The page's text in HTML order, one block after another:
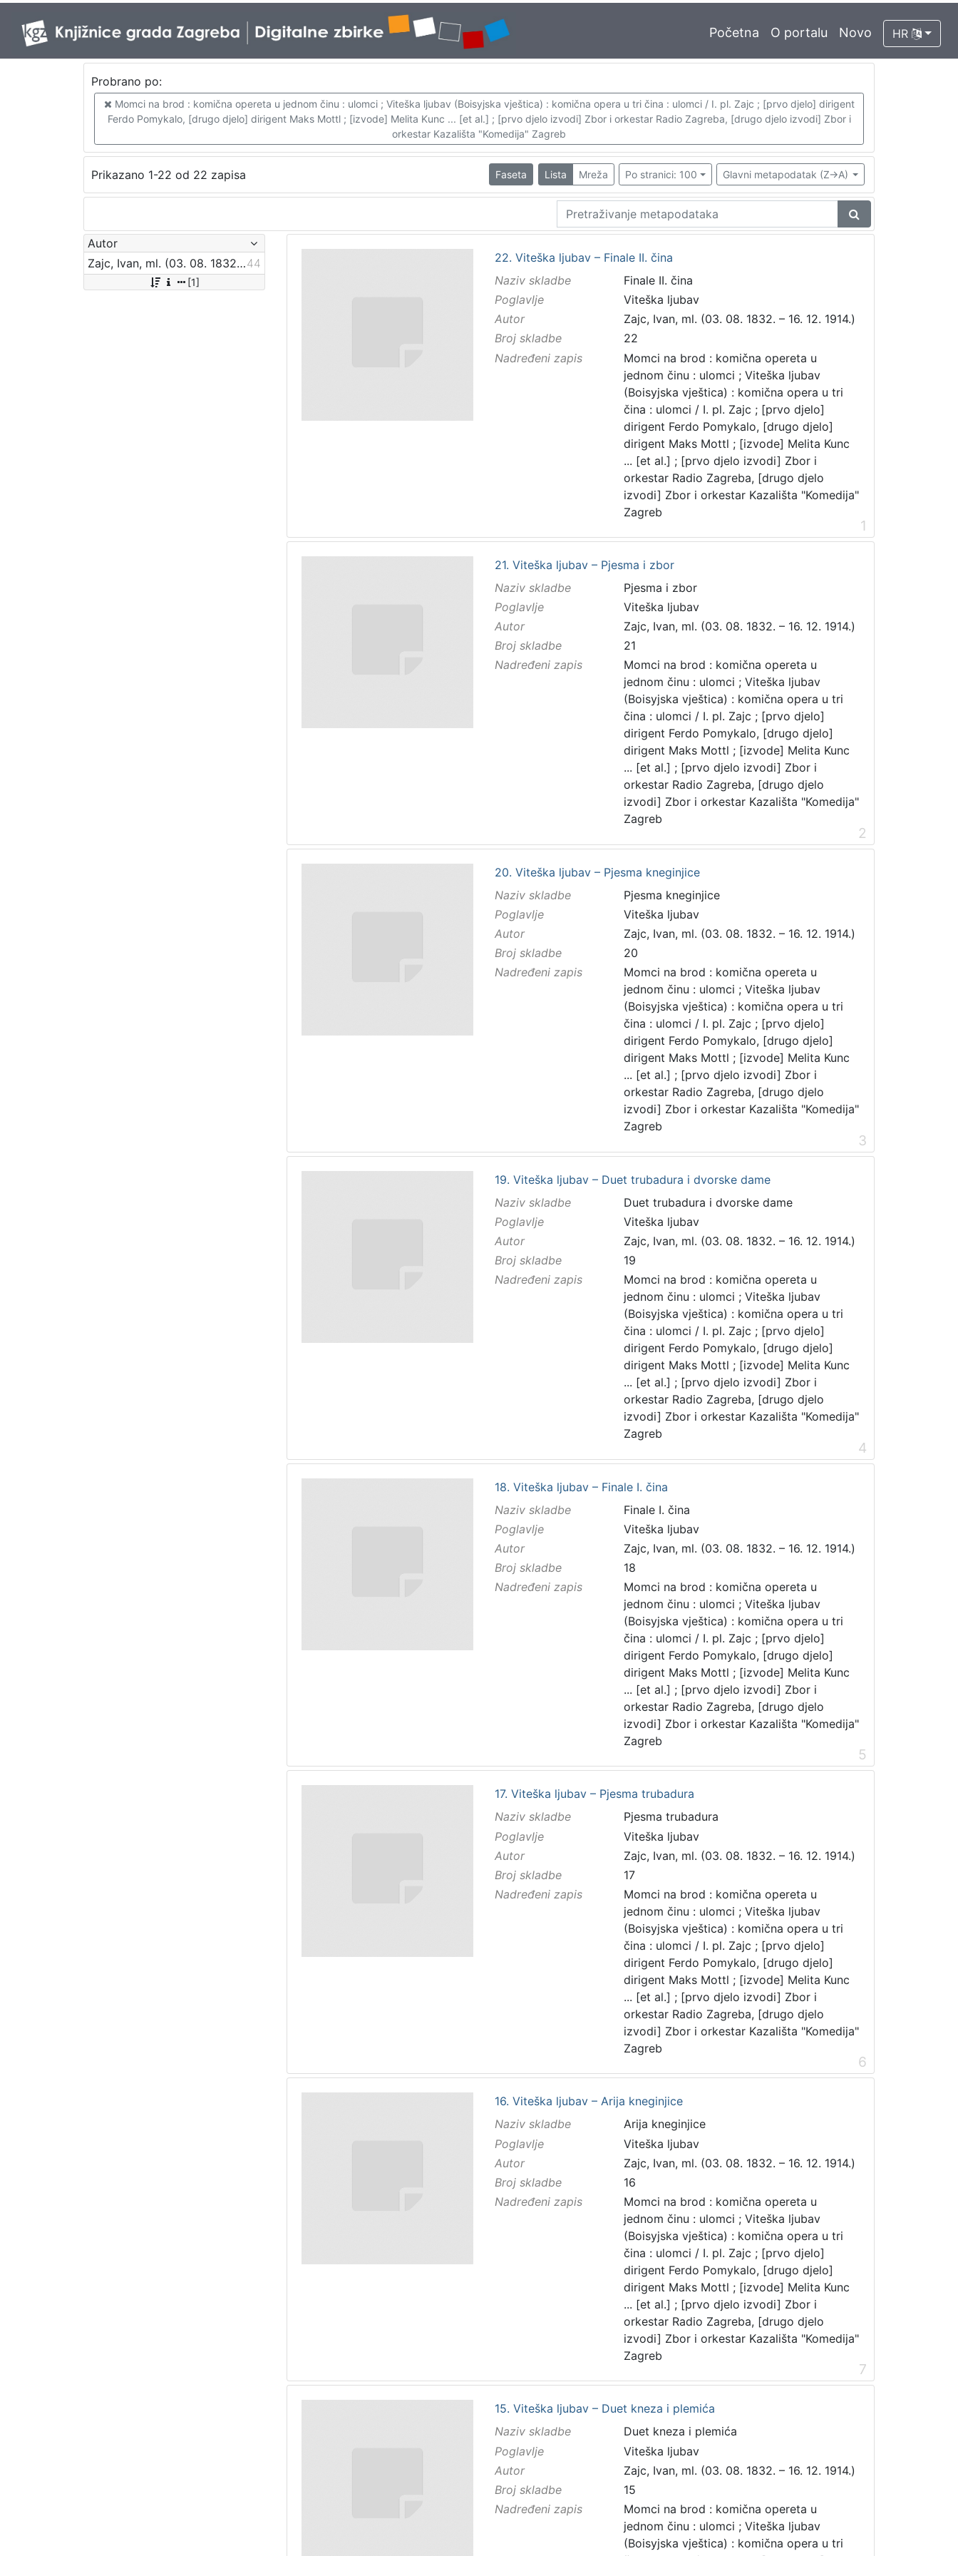
Početna O portalu Novo HR
Probrano po:
Momci na brod : komična opereta u jednom činu : ulomci ; Viteška ljubav (Boisyjska vještica) : komična opera u tri čina : ulomci / I. pl. Zajc ; [prvo djelo] dirigent
Ferdo Pomykalo, [drugo djelo] dirigent Maks Mottl ; [izvode] Melita Kunc ... [et al.] ; [prvo djelo izvodi] Zbor i orkestar Radio Zagreba, [drugo djelo izvodi] Zbor i
orkestar Kazališta "Komedija" Zagreb
Prikazano 1-22 od 22 zapisa Faseta Lista Mreža Po stranici: 100 Glavni metapodatak (Z->A)
Autor
Zajc, Ivan, ml. (03. 08. 1832. – 16. 12. 1914.)44
[1]
22. Viteška ljubav – Finale II. čina
Naziv skladbe
Finale II. čina
Poglavlje
Viteška ljubav
Autor
Zajc, Ivan, ml. (03. 08. 1832. – 16. 12. 1914.)
Broj skladbe
22
Nadređeni zapis
Momci na brod : komična opereta u
jednom činu : ulomci ; Viteška ljubav
(Boisyjska vještica) : komična opera u tri
čina : ulomci / I. pl. Zajc ; [prvo djelo]
dirigent Ferdo Pomykalo, [drugo djelo]
dirigent Maks Mottl ; [izvode] Melita Kunc
... [et al.] ; [prvo djelo izvodi] Zbor i
orkestar Radio Zagreba, [drugo djelo
izvodi] Zbor i orkestar Kazališta "Komedija"
Zagreb
1
21. Viteška ljubav – Pjesma i zbor
Naziv skladbe
Pjesma i zbor
Poglavlje
Viteška ljubav
Autor
Zajc, Ivan, ml. (03. 08. 1832. – 16. 12. 1914.)
Broj skladbe
21
Nadređeni zapis
Momci na brod : komična opereta u
jednom činu : ulomci ; Viteška ljubav
(Boisyjska vještica) : komična opera u tri
čina : ulomci / I. pl. Zajc ; [prvo djelo]
dirigent Ferdo Pomykalo, [drugo djelo]
dirigent Maks Mottl ; [izvode] Melita Kunc
... [et al.] ; [prvo djelo izvodi] Zbor i
orkestar Radio Zagreba, [drugo djelo
izvodi] Zbor i orkestar Kazališta "Komedija"
Zagreb
2
20. Viteška ljubav – Pjesma kneginjice
Naziv skladbe
Pjesma kneginjice
Poglavlje
Viteška ljubav
Autor
Zajc, Ivan, ml. (03. 08. 1832. – 16. 12. 1914.)
Broj skladbe
20
Nadređeni zapis
Momci na brod : komična opereta u
jednom činu : ulomci ; Viteška ljubav
(Boisyjska vještica) : komična opera u tri
čina : ulomci / I. pl. Zajc ; [prvo djelo]
dirigent Ferdo Pomykalo, [drugo djelo]
dirigent Maks Mottl ; [izvode] Melita Kunc
... [et al.] ; [prvo djelo izvodi] Zbor i
orkestar Radio Zagreba, [drugo djelo
izvodi] Zbor i orkestar Kazališta "Komedija"
Zagreb
3
19. Viteška ljubav – Duet trubadura i dvorske dame
Naziv skladbe
Duet trubadura i dvorske dame
Poglavlje
Viteška ljubav
Autor
Zajc, Ivan, ml. (03. 08. 1832. – 16. 12. 1914.)
Broj skladbe
19
Nadređeni zapis
Momci na brod : komična opereta u
jednom činu : ulomci ; Viteška ljubav
(Boisyjska vještica) : komična opera u tri
čina : ulomci / I. pl. Zajc ; [prvo djelo]
dirigent Ferdo Pomykalo, [drugo djelo]
dirigent Maks Mottl ; [izvode] Melita Kunc
... [et al.] ; [prvo djelo izvodi] Zbor i
orkestar Radio Zagreba, [drugo djelo
izvodi] Zbor i orkestar Kazališta "Komedija"
Zagreb
4
18. Viteška ljubav – Finale I. čina
Naziv skladbe
Finale I. čina
Poglavlje
Viteška ljubav
Autor
Zajc, Ivan, ml. (03. 08. 1832. – 16. 12. 1914.)
Broj skladbe
18
Nadređeni zapis
Momci na brod : komična opereta u
jednom činu : ulomci ; Viteška ljubav
(Boisyjska vještica) : komična opera u tri
čina : ulomci / I. pl. Zajc ; [prvo djelo]
dirigent Ferdo Pomykalo, [drugo djelo]
dirigent Maks Mottl ; [izvode] Melita Kunc
... [et al.] ; [prvo djelo izvodi] Zbor i
orkestar Radio Zagreba, [drugo djelo
izvodi] Zbor i orkestar Kazališta "Komedija"
Zagreb
5
17. Viteška ljubav – Pjesma trubadura
Naziv skladbe
Pjesma trubadura
Poglavlje
Viteška ljubav
Autor
Zajc, Ivan, ml. (03. 08. 1832. – 16. 12. 1914.)
Broj skladbe
17
Nadređeni zapis
Momci na brod : komična opereta u
jednom činu : ulomci ; Viteška ljubav
(Boisyjska vještica) : komična opera u tri
čina : ulomci / I. pl. Zajc ; [prvo djelo]
dirigent Ferdo Pomykalo, [drugo djelo]
dirigent Maks Mottl ; [izvode] Melita Kunc
... [et al.] ; [prvo djelo izvodi] Zbor i
orkestar Radio Zagreba, [drugo djelo
izvodi] Zbor i orkestar Kazališta "Komedija"
Zagreb
6
16. Viteška ljubav – Arija kneginjice
Naziv skladbe
Arija kneginjice
Poglavlje
Viteška ljubav
Autor
Zajc, Ivan, ml. (03. 08. 1832. – 16. 12. 1914.)
Broj skladbe
16
Nadređeni zapis
Momci na brod : komična opereta u
jednom činu : ulomci ; Viteška ljubav
(Boisyjska vještica) : komična opera u tri
čina : ulomci / I. pl. Zajc ; [prvo djelo]
dirigent Ferdo Pomykalo, [drugo djelo]
dirigent Maks Mottl ; [izvode] Melita Kunc
... [et al.] ; [prvo djelo izvodi] Zbor i
orkestar Radio Zagreba, [drugo djelo
izvodi] Zbor i orkestar Kazališta "Komedija"
Zagreb
7
15. Viteška ljubav – Duet kneza i plemića
Naziv skladbe
Duet kneza i plemića
Poglavlje
Viteška ljubav
Autor
Zajc, Ivan, ml. (03. 08. 1832. – 16. 12. 1914.)
Broj skladbe
15
Nadređeni zapis
Momci na brod : komična opereta u
jednom činu : ulomci ; Viteška ljubav
(Boisyjska vještica) : komična opera u tri